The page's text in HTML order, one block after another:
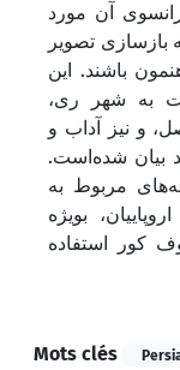
آن مورد
بازسازی تصویر
باشند. این
به شهر ری،
و نیز آداب و
بیان شده‌است.
مربوط به
بویژه
کور استفاده
Mots clés